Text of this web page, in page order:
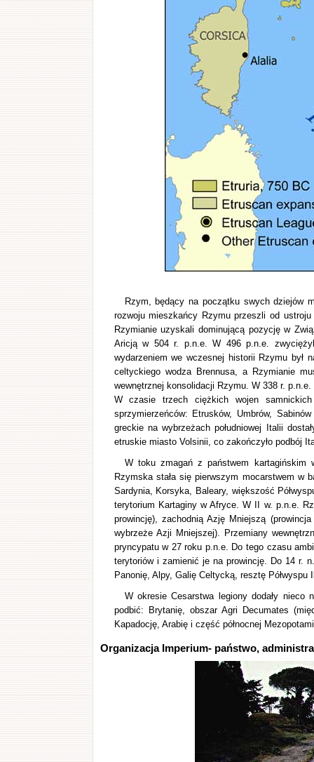
Rzym, będący na początku swych dziejów
rozwoju mieszkańcy Rzymu przeszli od
Rzymianie uzyskali dominującą pozycję w
Aricją w 504 r. p.n.e. W 496 p.n.e.
wydarzeniem we wczesnej historii Rzymu był
celtyckiego wodza Brennusa, a Rzymianie
wewnętrznej konsolidacji Rzymu. W 338 r.
W czasie trzech ciężkich wojen
sprzymierzeńców: Etrusków, Umbrów,
greckie na wybrzeżach południowej Italii
etruskie miasto Volsinii, co zakończyło podbój
W toku zmagań z państwem
Rzymska stała się pierwszym mocarstwem w
Sardynia, Korsyka, Baleary, większość
terytorium Kartaginy w Afryce. W II w. p.n.e.
prowincję), zachodnią Azję Mniejszą
wybrzeże Azji Mniejszej). Przemiany
pryncypatu w 27 roku p.n.e. Do tego czasu
terytoriów i zamienić je na prowincję. Do 14 r.
Panonię, Alpy, Galię Celtycką, resztę
W okresie Cesarstwa legiony dodały nieco
podbić: Brytanię, obszar Agri Decumates
Kapadocję, Arabię i część północnej
Organizacja Imperium- państwo,